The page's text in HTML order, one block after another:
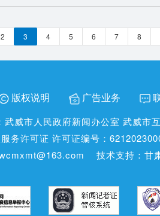
2 3 4 5 6 7 8
版权说明 广告业务
武威市人民政府新闻办公室 武威市
务许可证 许可证编号：
技术支持：甘